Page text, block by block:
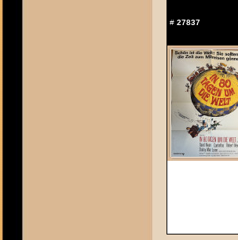
# 27837